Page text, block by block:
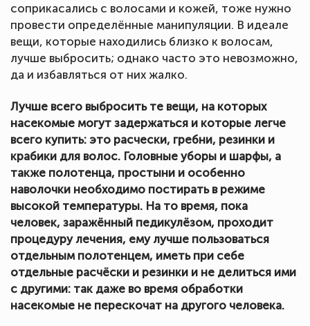
соприкасались с волосами и кожей, тоже нужно
провести определённые манипуляции. В идеале
вещи, которые находились близко к волосам,
лучше выбросить; однако часто это невозможно,
да и избавляться от них жалко.
Лучше всего выбросить те вещи, на которых
насекомые могут задержаться и которые легче
всего купить: это расчески, гребни, резинки и
крабики для волос. Головные уборы и шарфы, а
также полотенца, простыни и особенно
наволочки необходимо постирать в режиме
высокой температуры. На то время, пока
человек, заражённый педикулёзом, проходит
процедуру лечения, ему лучше пользоваться
отдельным полотенцем, иметь при себе
отдельные расчёски и резинки и не делиться ими
с другими: так даже во время обработки
насекомые не перескочат на другого человека.